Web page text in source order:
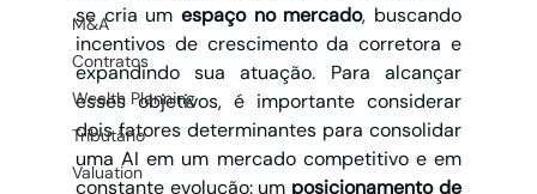
M&A
Contratos
Wealth Planning
Tributário
Valuation
se cria um espaço no mercado, buscando
incentivos de crescimento da corretora e
expandindo sua atuação. Para alcançar
esses objetivos, é importante considerar
dois fatores determinantes para consolidar
uma AI em um mercado competitivo e em
constante evolução: um posicionamento de